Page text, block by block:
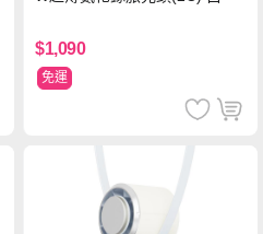
$1,090
免運